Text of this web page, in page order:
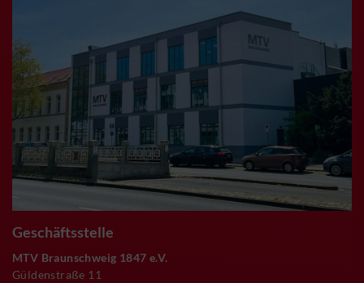
Geschäftsstelle
MTV Braunschweig 1847 e.V.
Güldenstraße 11